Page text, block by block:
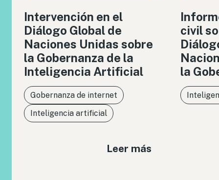
Intervención en el
Diálogo Global de
Naciones Unidas sobre
la Gobernanza de la
Inteligencia Artificial
Gobernanza de internet
Inteligencia artificial
Leer más
civil
la